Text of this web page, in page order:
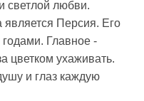
светлой любви.
является Персия. Его
Главное -
цветком ухаживать.
и глаз каждую